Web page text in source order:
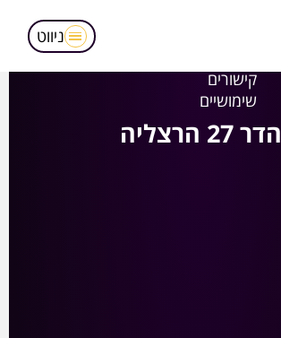
קישורים
שימושיים
ניווט
הדר 27 הרצליה